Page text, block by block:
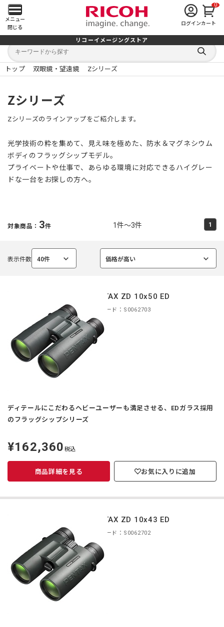
メ
イ
ン
メ
ニ
ュ
ー
を
開
メニュー
閉じる
ログイン
0
カート
リコーイメージングストア
キ
ワ
ー
キ
検
索
る
トップ 双眼鏡・望遠鏡 Zシリーズ
Zシリーズ
Zシリーズのラインアップをご紹介します。
光学技術の粋を集めて、見え味を極めた、防水＆マグネシウム
ボディのフラッグシップモデル。
プライベートや仕事で、あらゆる環境に対応できるハイグレー
ドな一台をお探しの方へ。
対象商品： 3件 1件～3件 1
表示件数 40件
選
価格が高い
選
PENTAX ZD 10x50 ED
商品コード：S0062703
ディテールにこだわるヘビーユーザーも満足させる、EDガラス採用
のフラッグシップシリーズ
定
価
¥162,360 税込
商品詳細を見る お気に入りに追加
PENTAX ZD 10x43 ED
商品コード：S0062702